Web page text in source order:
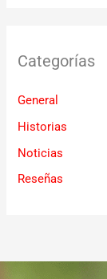
Categorías
General
Historias
Noticias
Reseñas